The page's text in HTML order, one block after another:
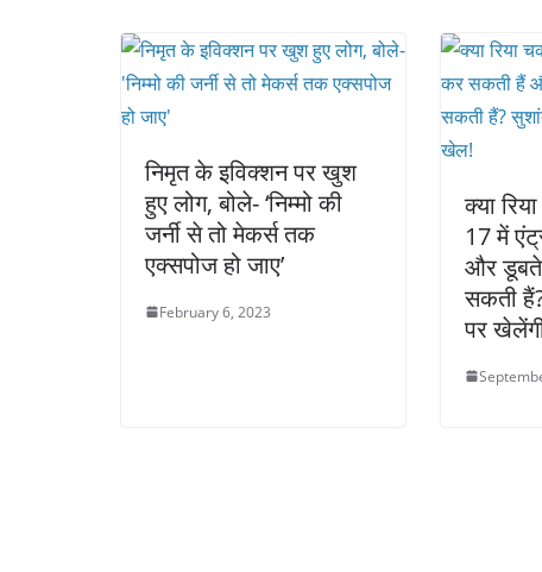
निमृत के इविक्शन पर खुश
हुए लोग, बोले- ‘निम्मो की
जर्नी से तो मेकर्स तक
एक्सपोज हो जाए’
February 6, 2023
क्या
17 में
और डूबते
सकती
पर